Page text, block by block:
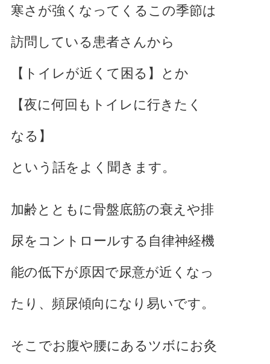
首・肩こりでお悩み
腰痛でお悩み
足の痛みでお悩み
体に痛みでお悩み
寒さが強くなってくるこの季節は
訪問している患者さんから
【トイレが近くて困る】とか
【夜に何回もトイレに行きたく
なる】
という話をよく聞きます。
加齢とともに骨盤底筋の衰えや排
尿をコントロールする自律神経機
能の低下が原因で尿意が近くなっ
たり、頻尿傾向になり易いです。
そこでお腹や腰にあるツボにお灸